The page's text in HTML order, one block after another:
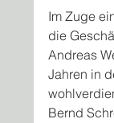
Im Zuge
die
Andreas
Jahren in
Bernd